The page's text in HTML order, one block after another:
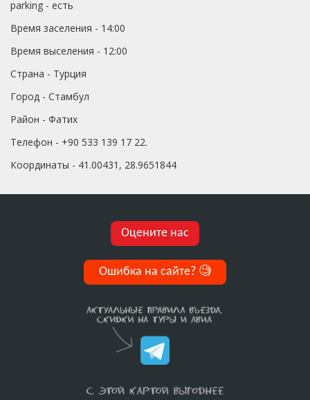
parking - есть
Время заселения - 14:00
Время выселения - 12:00
Страна - Турция
Город - Стамбул
Район - Фатих
Телефон - +90 533 139 17 22.
Координаты - 41.00431, 28.9651844
Оцените нас
Ошибка на сайте? 🧐